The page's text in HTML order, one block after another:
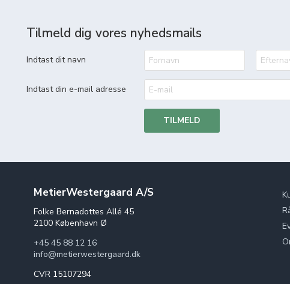
Tilmeld dig vores nyhedsmails
Indtast dit navn
Indtast din e-mail adresse
TILMELD
MetierWestergaard A/S
Folke Bernadottes Allé 45
2100 København Ø
+45 45 88 12 16
info@metierwestergaard.dk
CVR 15107294